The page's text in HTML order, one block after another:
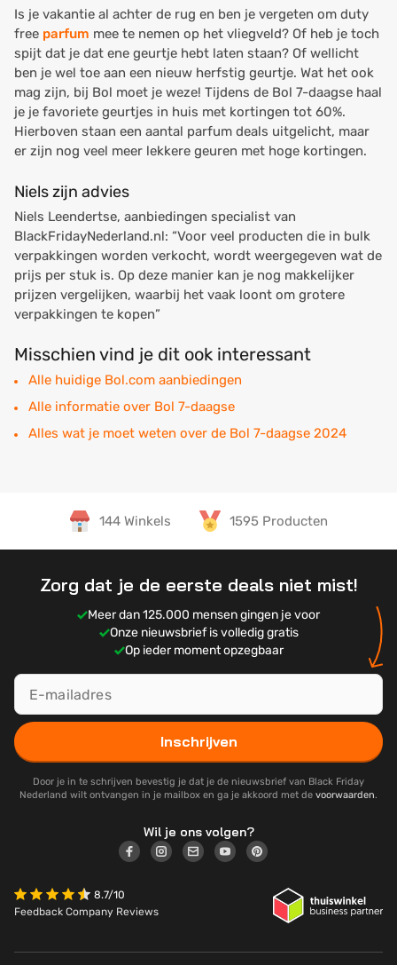
Is je vakantie al achter de rug en ben je vergeten om duty
free parfum mee te nemen op het vliegveld? Of heb je toch
spijt dat je dat ene geurtje hebt laten staan? Of wellicht
ben je wel toe aan een nieuw herfstig geurtje. Wat het ook
mag zijn, bij Bol moet je weze! Tijdens de Bol 7-daagse haal
je je favoriete geurtjes in huis met kortingen tot 60%.
Hierboven staan een aantal parfum deals uitgelicht, maar
er zijn nog veel meer lekkere geuren met hoge kortingen.
Niels zijn advies
Niels Leendertse, aanbiedingen specialist van
BlackFridayNederland.nl: “Voor veel producten die in bulk
verpakkingen worden verkocht, wordt weergegeven wat de
prijs per stuk is. Op deze manier kan je nog makkelijker
prijzen vergelijken, waarbij het vaak loont om grotere
verpakkingen te kopen”
Misschien vind je dit ook interessant
Alle huidige Bol.com aanbiedingen
Alle informatie over Bol 7-daagse
Alles wat je moet weten over de Bol 7-daagse 2024
144 Winkels 1595 Producten
Zorg dat je de eerste deals niet mist!
Meer dan 125.000 mensen gingen je voor
Onze nieuwsbrief is volledig gratis
Op ieder moment opzegbaar
Inschrijven
Door je in te schrijven bevestig je dat je de nieuwsbrief van Black Friday
Nederland wilt ontvangen in je mailbox en ga je akkoord met de voorwaarden.
Wil je ons volgen?
8.7/10
Feedback Company Reviews